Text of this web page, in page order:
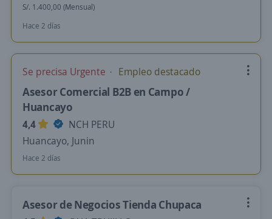
S/. 1.400,00 (Mensual)
Hace 2 días
Se precisa Urgente Empleo destacado
Asesor Comercial B2B en Campo /
Huancayo
4,4
NCH PERU
Huancayo, Junin
Hace 2 días
Asesor de Negocios Tienda Chupaca